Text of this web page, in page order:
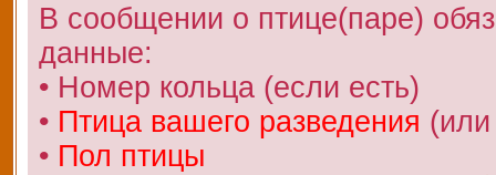
В сообщении о птице(паре)
данные:
• Номер кольца (если есть)
• Птица вашего разведения
• Пол птицы